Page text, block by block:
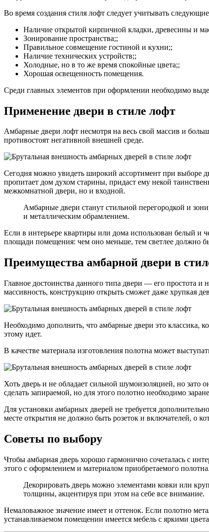
Во время создания стиля лофт следует учитывать
Наличие открытой кирпичной кладки, древесины и
Зонирование пространства;;
Правильное совмещение гостиной и кухни;;
Наличие технических устройств;;
Холодные, но в то же время спокойные цвета;;
Хорошая освещенность помещения.
Среди главных элементов при оформлении необходимо
Применение двери в стиле лофт
Амбарные двери лофт несмотря на весь свой массив и
противостоят негативной внешней среде.
Сегодня можно увидеть широкий ассортимент при выборе
пропитает дом духом старины, придаст ему некой
межкомнатной двери, но и входной.
Амбарные двери станут стильной перегородкой и
и металлическим обрамлением.
Если в интерьере квартиры или дома использован белый и
площади помещения: чем оно меньше, тем светлее должно
Преимущества амбарной двери в
Главное достоинства данного типа двери — его простота
массивность, конструкцию открыть сможет даже хрупкая
Необходимо дополнить, что амбарные двери это классика,
этому идет.
В качестве материала изготовления полотна может
Хоть дверь и не обладает сильной шумоизоляцией, но зато
сделать запираемой, но для этого полотно необходимо
Для установки амбарных дверей не требуется
месте открытия не должно быть розеток и включателей, о
Советы по выбору
Чтобы амбарная дверь хорошо гармонично сочеталась с
этого с оформлением и материалом приобретаемого полотна.
Декорировать дверь можно элементами ковки или
толщины, акцентируя при этом на себе все внимание.
Немаловажное значение имеет и оттенок. Если полотно
устанавливаемом помещении имеется мебель с яркими